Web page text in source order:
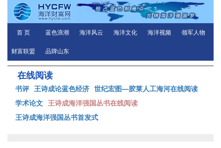
首 页 蓝色浪潮 海洋风云 海洋文化 海洋视频 领军人物
财富联盟 品牌山东
在线阅读
书评 王诗成论蓝色经济 世纪宏图—胶莱人工海河在线阅读
学术论文 王诗成海洋强国丛书在线阅读
王诗成海洋强国丛书首发式